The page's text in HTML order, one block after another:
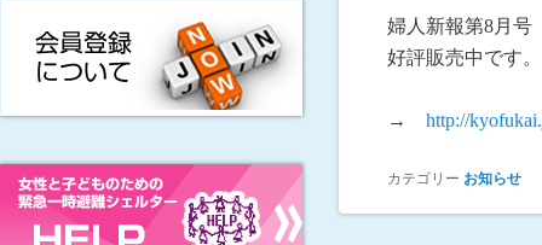
婦人新報第8月
好評販売中です
→ http://
カテゴリー お知らせ